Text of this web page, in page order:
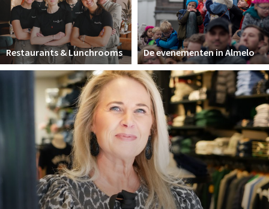
Bezienswaardigheden
Musea, theaters & podia
Uitjes & activiteiten
Toeristische routes
Natuurgebieden
Inloggen
Restaurants & Lunchrooms De evenementen in Almelo